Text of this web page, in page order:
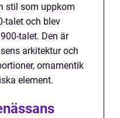
stil som uppkom
talet och blev
talet. Den är
arkitektur och
ornamentik
element.